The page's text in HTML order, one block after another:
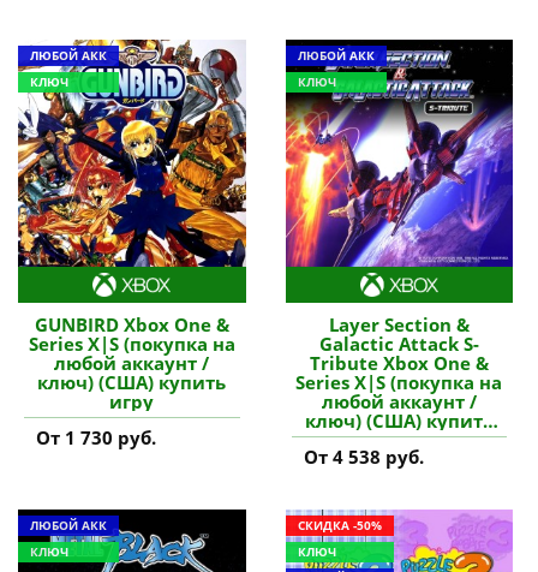
ЛЮБОЙ АКК
КЛЮЧ
GUNBIRD Xbox One &
Series X|S (покупка на
любой аккаунт /
ключ) (США) купить
игру
От 1 730 руб.
ЛЮБОЙ АКК
КЛЮЧ
Layer Section &
Galactic Attack S-
Tribute Xbox One &
Series X|S (покупка на
любой аккаунт /
ключ) (США) купить
игру
От 4 538 руб.
ЛЮБОЙ АКК
КЛЮЧ
СКИДКА -50%
КЛЮЧ